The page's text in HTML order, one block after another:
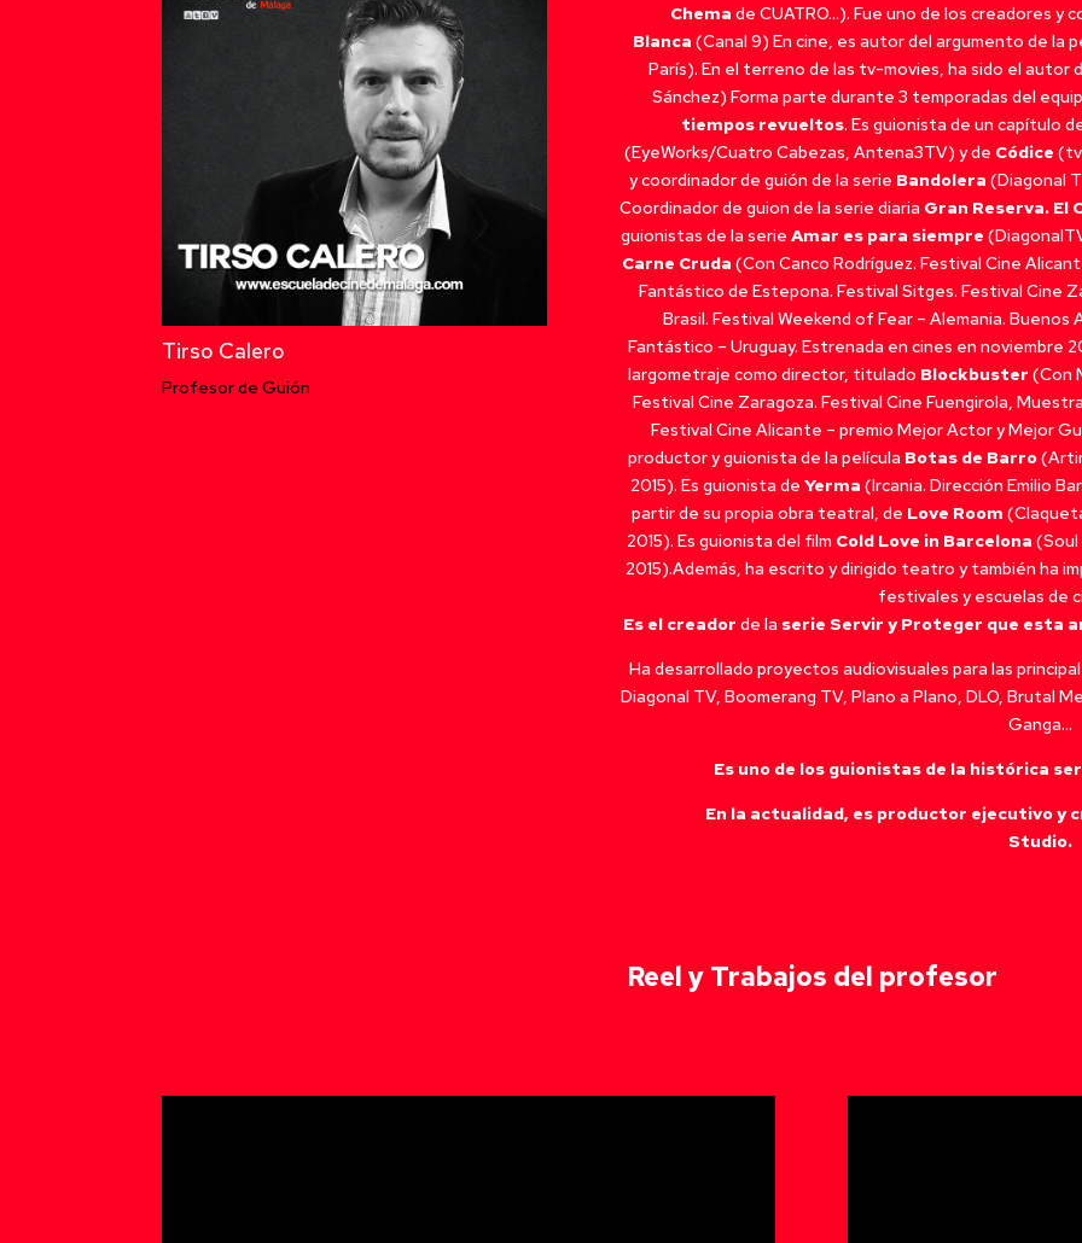
Tirso Calero
Profesor de Guión
Chema de CUATRO…). Fue uno de los creadores y
Blanca (Canal 9) En cine, es autor del argumento de la
París). En el terreno de las tv-movies, ha sido el autor
Sánchez) Forma parte durante 3 temporadas del
tiempos revueltos. Es guionista de un capítulo
(EyeWorks/Cuatro Cabezas, Antena3TV) y de Códice
y coordinador de guión de la serie Bandolera (Diagonal
Coordinador de guion de la serie diaria Gran Reserva. El
guionistas de la serie Amar es para siempre
Carne Cruda (Con Canco Rodríguez. Festival Cine
Fantástico de Estepona. Festival Sitges. Festival Cine
Brasil. Festival Weekend of Fear – Alemania.
Fantástico – Uruguay. Estrenada en cines en noviembre
largometraje como director, titulado Blockbuster (Con
Festival Cine Zaragoza. Festival Cine Fuengirola,
Festival Cine Alicante – premio Mejor Actor y Mejor
productor y guionista de la película Botas de Barro
2015). Es guionista de Yerma (Ircania. Dirección Emilio
partir de su propia obra teatral, de Love Room
2015). Es guionista del film Cold Love in Barcelona (Soul
2015).Además, ha escrito y dirigido teatro y también ha
festivales y escuelas de
Es el creador de la serie Servir y Proteger que esta
Ha desarrollado proyectos audiovisuales para las
Diagonal TV, Boomerang TV, Plano a Plano, DLO, Brutal
Ganga…
Es uno de los guionistas de la histórica
En la actualidad, es productor ejecutivo y
Studio.
Reel y Trabajos del profesor